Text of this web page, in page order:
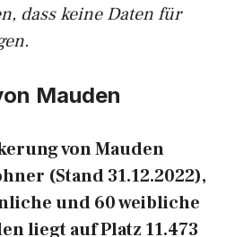
dass keine Daten für
Mauden
von Mauden
(Stand 31.12.2022),
und 60 weibliche
liegt auf Platz 11.473